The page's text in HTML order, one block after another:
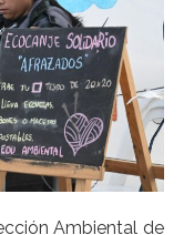
Ambiental de